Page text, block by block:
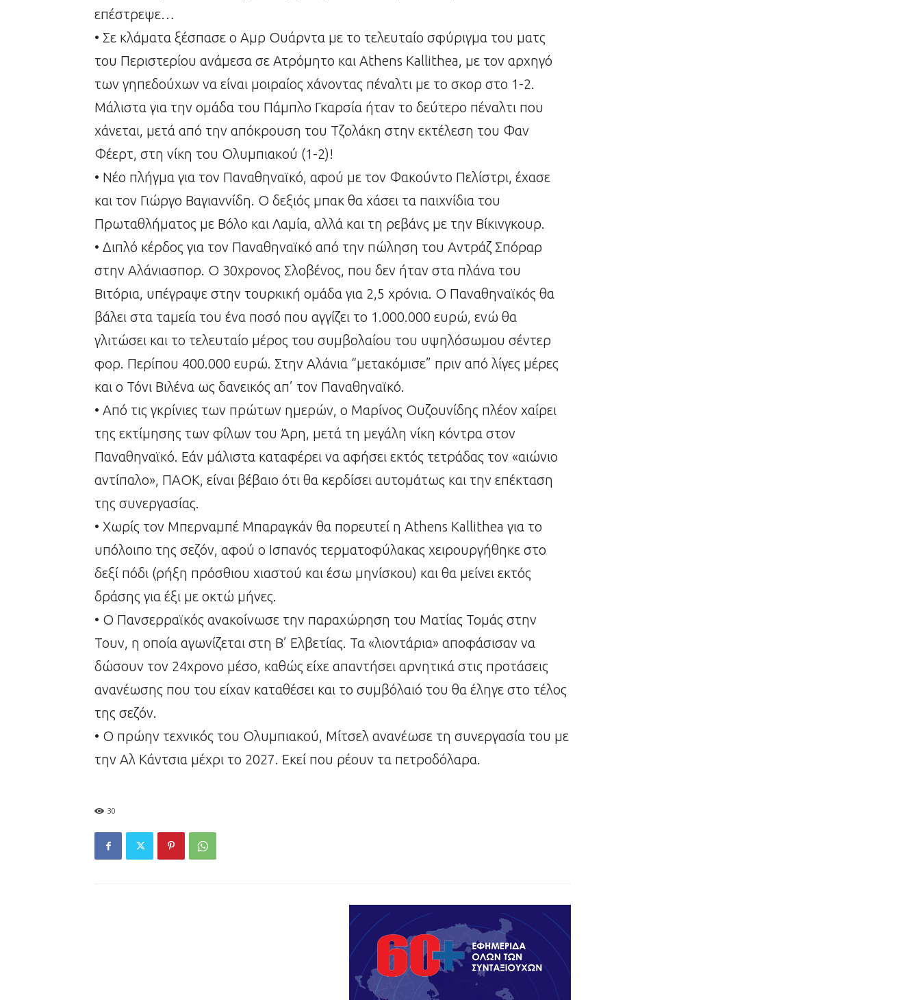
επέστρεψε…
• Σε κλάματα ξέσπασε ο Αμρ Ουάρντα με το τελευταίο σφύριγμα του ματς
του Περιστερίου ανάμεσα σε Ατρόμητο και Athens Kallithea, με τον αρχηγό
των γηπεδούχων να είναι μοιραίος χάνοντας πέναλτι με το σκορ στο 1-2.
Μάλιστα για την ομάδα του Πάμπλο Γκαρσία ήταν το δεύτερο πέναλτι που
χάνεται, μετά από την απόκρουση του Τζολάκη στην εκτέλεση του Φαν
Φέερτ, στη νίκη του Ολυμπιακού (1-2)!
• Νέο πλήγμα για τον Παναθηναϊκό, αφού με τον Φακούντο Πελίστρι, έχασε
και τον Γιώργο Βαγιαννίδη. Ο δεξιός μπακ θα χάσει τα παιχνίδια του
Πρωταθλήματος με Βόλο και Λαμία, αλλά και τη ρεβάνς με την Βίκινγκουρ.
• Διπλό κέρδος για τον Παναθηναϊκό από την πώληση του Αντράζ Σπόραρ
στην Αλάνιασπορ. Ο 30χρονος Σλοβένος, που δεν ήταν στα πλάνα του
Βιτόρια, υπέγραψε στην τουρκική ομάδα για 2,5 χρόνια. Ο Παναθηναϊκός θα
βάλει στα ταμεία του ένα ποσό που αγγίζει το 1.000.000 ευρώ, ενώ θα
γλιτώσει και το τελευταίο μέρος του συμβολαίου του υψηλόσωμου σέντερ
φορ. Περίπου 400.000 ευρώ. Στην Αλάνια “μετακόμισε” πριν από λίγες μέρες
και ο Τόνι Βιλένα ως δανεικός απ’ τον Παναθηναϊκό.
• Από τις γκρίνιες των πρώτων ημερών, ο Μαρίνος Ουζουνίδης πλέον χαίρει
της εκτίμησης των φίλων του Άρη, μετά τη μεγάλη νίκη κόντρα στον
Παναθηναϊκό. Εάν μάλιστα καταφέρει να αφήσει εκτός τετράδας τον «αιώνιο
αντίπαλο», ΠΑΟΚ, είναι βέβαιο ότι θα κερδίσει αυτομάτως και την επέκταση
της συνεργασίας.
• Χωρίς τον Μπερναμπέ Μπαραγκάν θα πορευτεί η Athens Kallithea για το
υπόλοιπο της σεζόν, αφού ο Ισπανός τερματοφύλακας χειρουργήθηκε στο
δεξί πόδι (ρήξη πρόσθιου χιαστού και έσω μηνίσκου) και θα μείνει εκτός
δράσης για έξι με οκτώ μήνες.
• Ο Πανσερραϊκός ανακοίνωσε την παραχώρηση του Ματίας Τομάς στην
Τουν, η οποία αγωνίζεται στη Β’ Ελβετίας. Τα «λιοντάρια» αποφάσισαν να
δώσουν τον 24χρονο μέσο, καθώς είχε απαντήσει αρνητικά στις προτάσεις
ανανέωσης που του είχαν καταθέσει και το συμβόλαιό του θα έληγε στο τέλος
της σεζόν.
• Ο πρώην τεχνικός του Ολυμπιακού, Μίτσελ ανανέωσε τη συνεργασία του με
την Αλ Κάντσια μέχρι το 2027. Εκεί που ρέουν τα πετροδόλαρα.
30